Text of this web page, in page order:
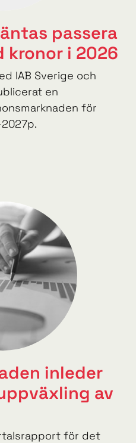
passera
kronor i 2026
IAB Sverige och
en
för
inleder
av
för det